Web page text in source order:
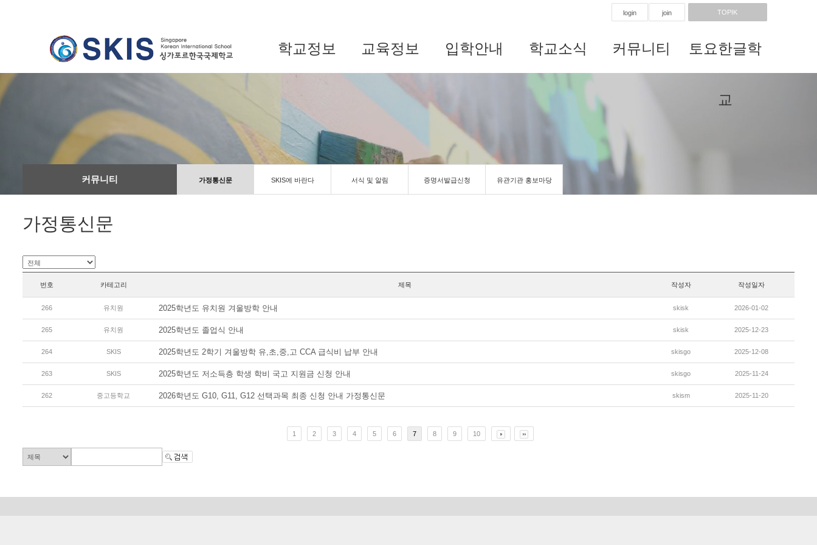
login join TOPIK
학교정보 교육정보 입학안내 학교소식 커뮤니티 토요한글학
교
커뮤니티 가정통신문 SKIS에 바란다 서식 및 알림 증명서발급신청 유관기관 홍보마당
가정통신문
번호 카테고리 제목 작성자 작성일자
266 유치원 2025학년도 유치원 겨울방학 안내 skisk 2026-01-02
265 유치원 2025학년도 졸업식 안내 skisk 2025-12-23
264 SKIS 2025학년도 2학기 겨울방학 유,초,중,고 CCA 급식비 납부 안내 skisgo 2025-12-08
263 SKIS 2025학년도 저소득층 학생 학비 국고 지원금 신청 안내 skisgo 2025-11-24
262 중고등학교 2026학년도 G10, G11, G12 선택과목 최종 신청 안내 가정통신문 skism 2025-11-20
1 2 3 4 5 6 7 8 9 10